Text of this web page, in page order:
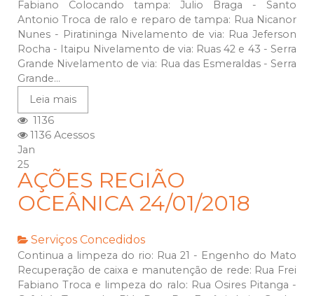
Fabiano Colocando tampa: Julio Braga - Santo
Antonio Troca de ralo e reparo de tampa: Rua Nicanor
Nunes - Piratininga Nivelamento de via: Rua Jeferson
Rocha - Itaipu Nivelamento de via: Ruas 42 e 43 - Serra
Grande Nivelamento de via: Rua das Esmeraldas - Serra
Grande...
Leia mais
1136
1136 Acessos
Jan
25
AÇÕES REGIÃO
OCEÂNICA 24/01/2018
Serviços Concedidos
Continua a limpeza do rio: Rua 21 - Engenho do Mato
Recuperação de caixa e manutenção de rede: Rua Frei
Fabiano Troca e limpeza do ralo: Rua Osires Pitanga -